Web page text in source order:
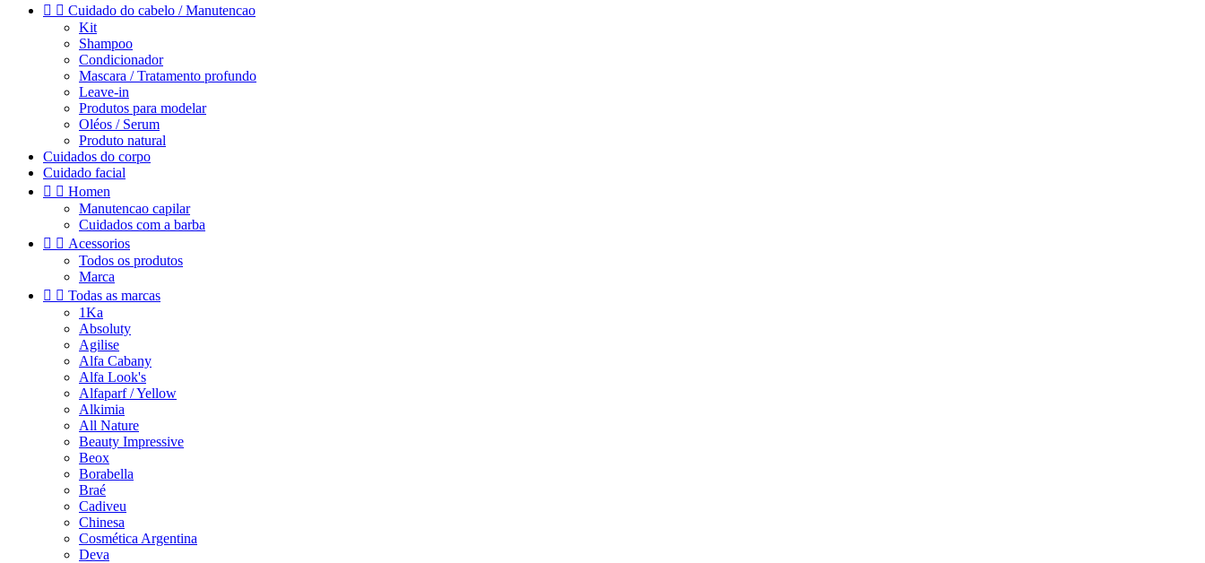
  Cuidado do cabelo / Manutencao
Kit
Shampoo
Condicionador
Mascara / Tratamento profundo
Leave-in
Produtos para modelar
Oléos / Serum
Produto natural
Cuidados do corpo
Cuidado facial
  Homen
Manutencao capilar
Cuidados com a barba
  Acessorios
Todos os produtos
Marca
  Todas as marcas
1Ka
Absoluty
Agilise
Alfa Cabany
Alfa Look's
Alfaparf / Yellow
Alkimia
All Nature
Beauty Impressive
Beox
Borabella
Braé
Cadiveu
Chinesa
Cosmética Argentina
Deva